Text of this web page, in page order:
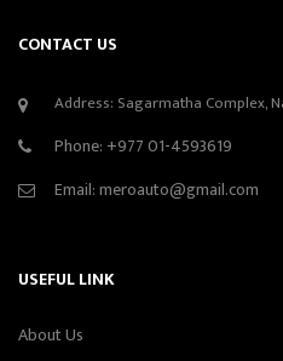
CONTACT US
Address: Sagarmatha Complex,
Phone: +977 01-4593619
Email:meroauto@gmail.com
USEFUL LINK
About Us